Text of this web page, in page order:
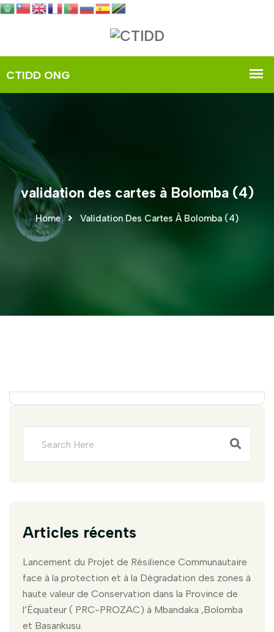
validation des cartes à Bolomba (4)
Home Validation Des Cartes À Bolomba (4)
Articles récents
Lancement du Projet de Résilience Communautaire
face à la protection et à la Dégradation des zones à
haute valeur de Conservation dans la Province de
l’Équateur ( PRC-PROZAC) à Mbandaka ,Bolomba
et Basankusu.